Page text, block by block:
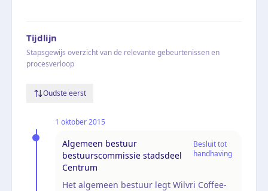
Tijdlijn
Stapsgewijs overzicht van de relevante gebeurtenissen en
procesverloop
Oudste eerst
1 oktober 2015
Algemeen bestuur
bestuurscommissie stadsdeel
Centrum
Besluit tot
handhaving
Het algemeen bestuur legt Wilvri Coffee-